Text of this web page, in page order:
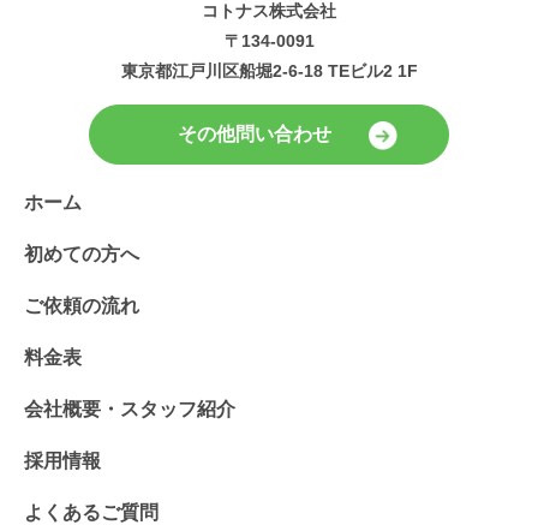
コトナス株式会社
〒134-0091
東京都江戸川区船堀2-6-18 TEビル2 1F
その他問い合わせ
ホーム
初めての方へ
ご依頼の流れ
料金表
会社概要・スタッフ紹介
採用情報
よくあるご質問